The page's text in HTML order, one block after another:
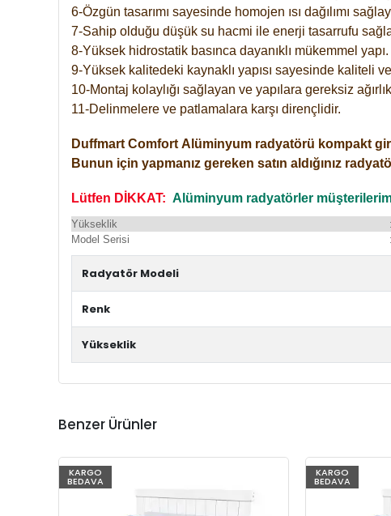
6-Özgün tasarımı sayesinde homojen ısı dağılımı
7-Sahip olduğu düşük su hacmi ile enerji tasarrufu
8-Yüksek hidrostatik basınca dayanıklı mükemmel yapı.
9-Yüksek kalitedeki kaynaklı yapısı sayesinde kaliteli
10-Montaj kolaylığı sağlayan ve yapılara gereksiz
11-Delinmelere ve patlamalara karşı dirençlidir.
Duffmart Comfort Alüminyum radyatörü kompakt
Bunun için yapmanız gereken satın aldığınız
Lütfen DİKKAT: Alüminyum radyatörler
Yükseklik :
Model Serisi
:
Radyatör Modeli
Renk
Yükseklik
Benzer Ürünler
KARGO
BEDAVA
KARGO
BEDAVA